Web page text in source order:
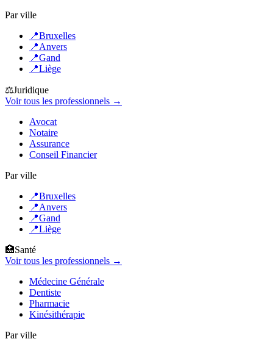
Par ville
📍Bruxelles
📍Anvers
📍Gand
📍Liège
⚖️Juridique
Voir tous les professionnels →
Avocat
Notaire
Assurance
Conseil Financier
Par ville
📍Bruxelles
📍Anvers
📍Gand
📍Liège
🏥Santé
Voir tous les professionnels →
Médecine Générale
Dentiste
Pharmacie
Kinésithérapie
Par ville